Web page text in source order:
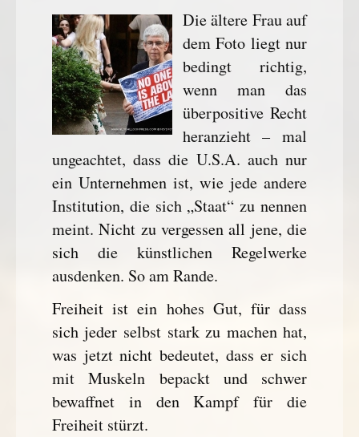
Die ältere Frau auf
dem Foto liegt nur
bedingt richtig,
wenn man das
überpositive Recht
heranzieht – mal
ungeachtet, dass die U.S.A. auch nur
ein Unternehmen ist, wie jede andere
Institution, die sich „Staat“ zu nennen
meint. Nicht zu vergessen all jene, die
sich die künstlichen Regelwerke
ausdenken. So am Rande.
Freiheit ist ein hohes Gut, für dass
sich jeder selbst stark zu machen hat,
was jetzt nicht bedeutet, dass er sich
mit Muskeln bepackt und schwer
bewaffnet in den Kampf für die
Freiheit stürzt.